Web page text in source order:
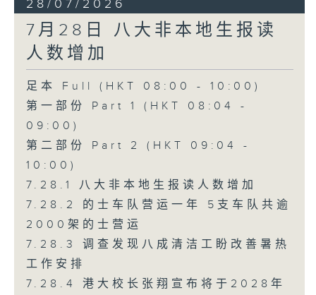
28/07/2026
7月28日 八大非本地生报读
人数增加
足本 Full (HKT 08:00 - 10:00)
第一部份 Part 1 (HKT 08:04 -
09:00)
第二部份 Part 2 (HKT 09:04 -
10:00)
7.28.1 八大非本地生报读人数增加
7.28.2 的士车队营运一年 5支车队共逾
2000架的士营运
7.28.3 调查发现八成清洁工盼改善暑热
工作安排
7.28.4 港大校长张翔宣布将于2028年